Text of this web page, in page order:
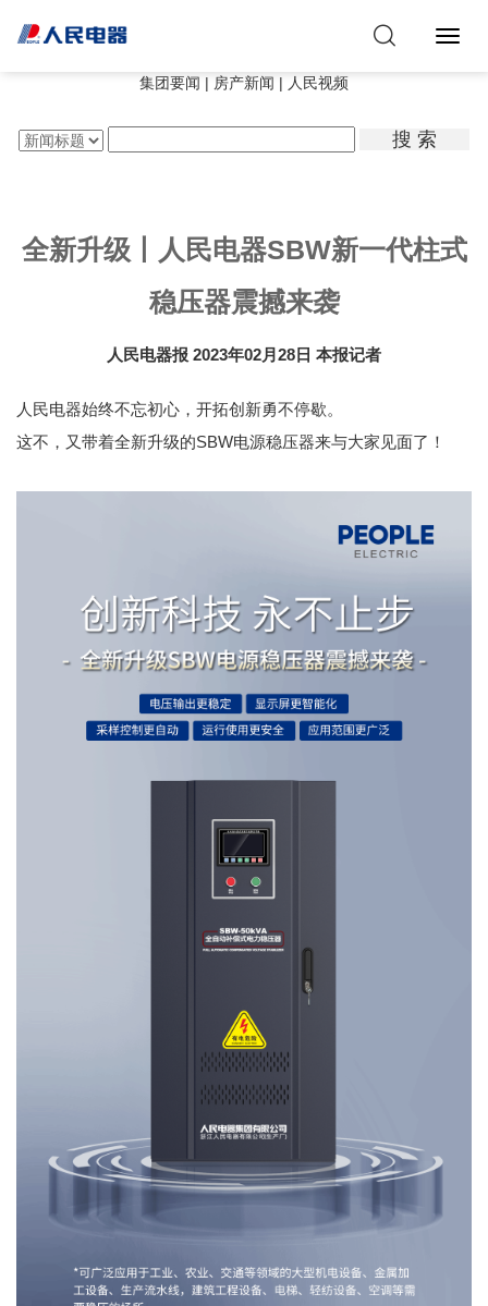
集团要闻 | 房产新闻 | 人民视频
搜 索
全新升级丨人民电器SBW新一代柱式
稳压器震撼来袭
人民电器报 2023年02月28日 本报记者
人民电器始终不忘初心，开拓创新勇不停歇。
这不，又带着全新升级的SBW电源稳压器来与大家见面了！